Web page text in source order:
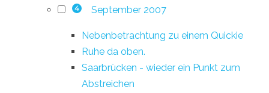
4 September 2007
Nebenbetrachtung zu einem Quickie
Ruhe da oben.
Saarbrücken - wieder ein Punkt zum
Abstreichen